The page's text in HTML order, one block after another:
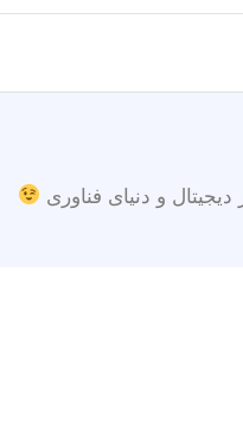
و دنیای فناوری